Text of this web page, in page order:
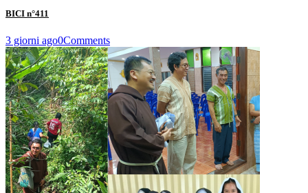
BICI n°411
3 giorni ago0Comments